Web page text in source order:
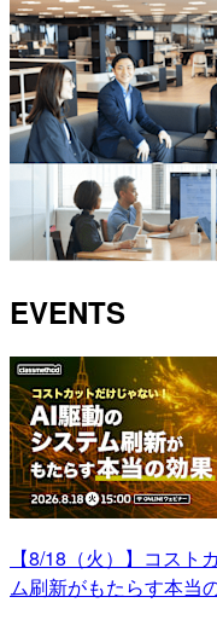
EVENTS
【8/18（火）】コス
ム刷新がもたらす本当